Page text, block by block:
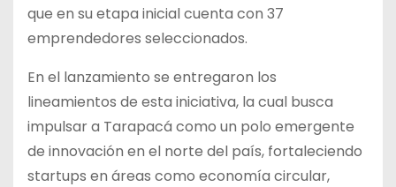
que en su etapa inicial cuenta con 37
emprendedores seleccionados.
En el lanzamiento se entregaron los
lineamientos de esta iniciativa, la cual busca
impulsar a Tarapacá como un polo emergente
de innovación en el norte del país, fortaleciendo
startups en áreas como economía circular,